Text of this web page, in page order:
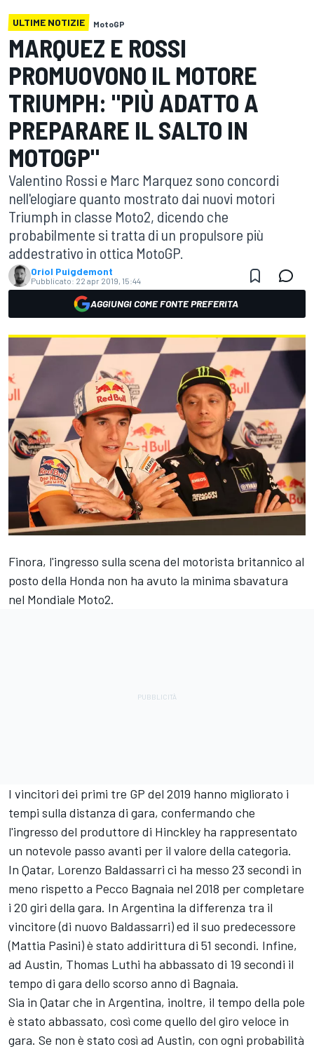
ULTIME NOTIZIE MotoGP
MARQUEZ E ROSSI
PROMUOVONO IL MOTORE
TRIUMPH: "PIÙ ADATTO A
PREPARARE IL SALTO IN
MOTOGP"
Valentino Rossi e Marc Marquez sono concordi
nell'elogiare quanto mostrato dai nuovi motori
Triumph in classe Moto2, dicendo che
probabilmente si tratta di un propulsore più
addestrativo in ottica MotoGP.
Oriol Puigdemont
Pubblicato: 22 apr 2019, 15:44
AGGIUNGI COME FONTE PREFERITA
Finora, l'ingresso sulla scena del motorista britannico al
posto della Honda non ha avuto la minima sbavatura
nel Mondiale Moto2.
I vincitori dei primi tre GP del 2019 hanno migliorato i
tempi sulla distanza di gara, confermando che
l'ingresso del produttore di Hinckley ha rappresentato
un notevole passo avanti per il valore della categoria.
In Qatar, Lorenzo Baldassarri ci ha messo 23 secondi in
meno rispetto a Pecco Bagnaia nel 2018 per completare
i 20 giri della gara. In Argentina la differenza tra il
vincitore (di nuovo Baldassarri) ed il suo predecessore
(Mattia Pasini) è stato addirittura di 51 secondi. Infine,
ad Austin, Thomas Luthi ha abbassato di 19 secondi il
tempo di gara dello scorso anno di Bagnaia.
Sia in Qatar che in Argentina, inoltre, il tempo della pole
è stato abbassato, così come quello del giro veloce in
gara. Se non è stato così ad Austin, con ogni probabilità